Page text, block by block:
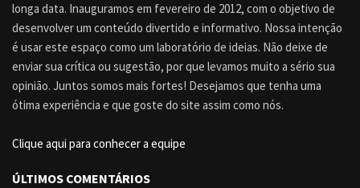
longa data. Inauguramos em fevereiro de 2012, com o objetivo de
desenvolver um conteúdo divertido e informativo. Nossa intenção
é usar este espaço como um laboratório de ideias. Não deixe de
enviar sua crítica ou sugestão, por que levamos muito a sério sua
opinião. Juntos somos mais fortes! Desejamos que tenha uma
ótima experiência e que goste do site assim como nós.
Clique aqui para conhecer a equipe
ÚLTIMOS COMENTÁRIOS